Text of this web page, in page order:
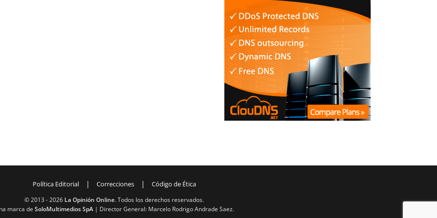
Política Editorial | Correcciones | Código de Ética
© 2013 -2026 La Opinión Online. Todos los derechos reservados.
marca de SoloMultimedios SpA| Director General: Marcelo Rodrigo Andrade Saez.